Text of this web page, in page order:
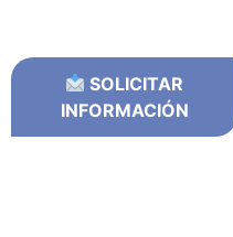
SOLICITAR
INFORMACIÓN